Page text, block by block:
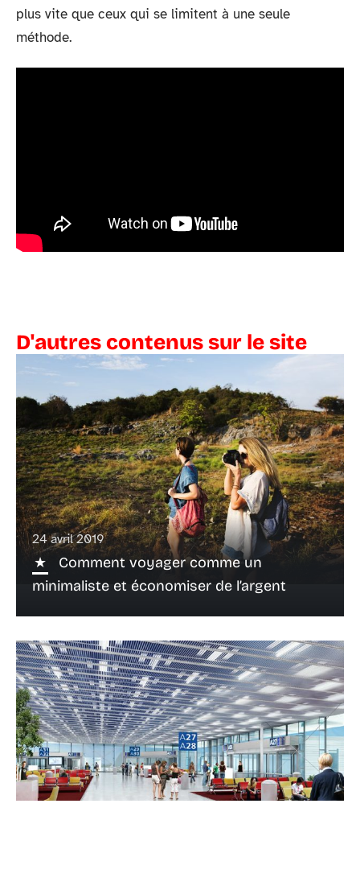
plus vite que ceux qui se limitent à une seule
méthode.
D'autres contenus sur le site
24 avril 2019
Comment voyager comme un
minimaliste et économiser de l’argent